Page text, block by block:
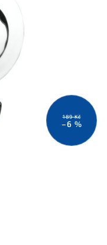
189 Kč
–6 %